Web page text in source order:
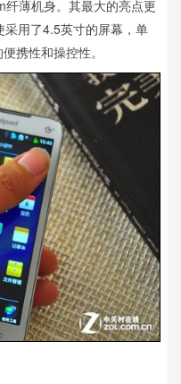
纤薄机身。其最大的亮点更
用了4.5英寸的屏幕，单
携性和操控性。